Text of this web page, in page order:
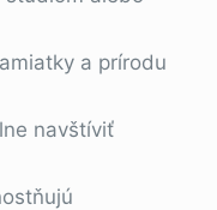
a prírodu
navštíviť